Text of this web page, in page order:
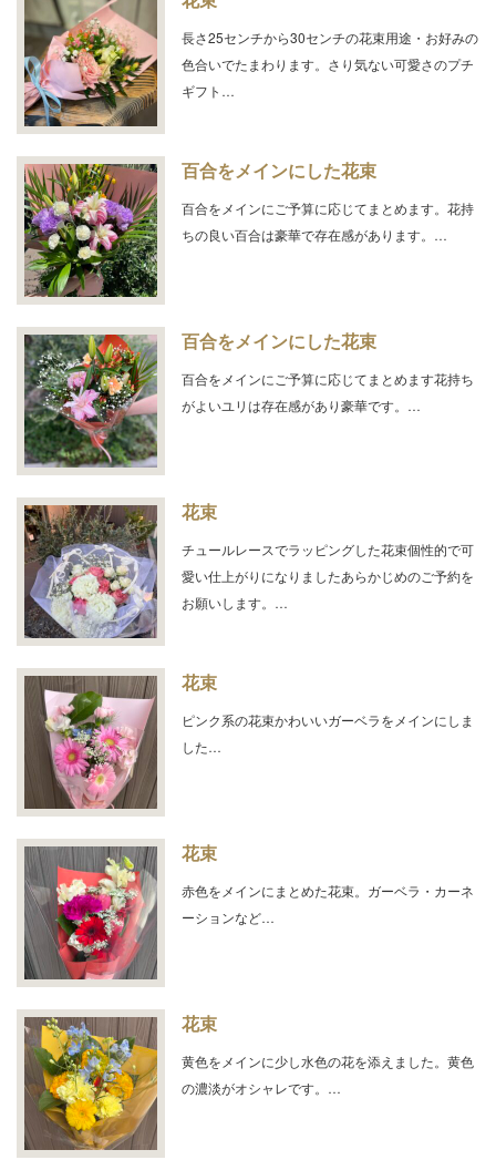
長さ25センチから30センチの花束用途・お好みの
色合いでたまわります。さり気ない可愛さのプチ
ギフト…
百合をメインにした花束
百合をメインにご予算に応じてまとめます。花持
ちの良い百合は豪華で存在感があります。…
百合をメインにした花束
百合をメインにご予算に応じてまとめます花持ち
がよいユリは存在感があり豪華です。…
花束
チュールレースでラッピングした花束個性的で可
愛い仕上がりになりましたあらかじめのご予約を
お願いします。…
花束
ピンク系の花束かわいいガーベラをメインにしま
した…
花束
赤色をメインにまとめた花束。ガーベラ・カーネ
ーションなど…
花束
黄色をメインに少し水色の花を添えました。黄色
の濃淡がオシャレです。…